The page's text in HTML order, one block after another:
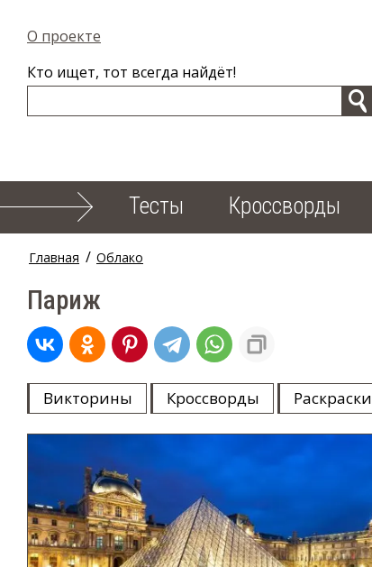
О проекте
Кто ищет, тот всегда найдёт!
Тесты Кроссворды
Главная / Облако
Париж
Викторины Кроссворды Раскраски